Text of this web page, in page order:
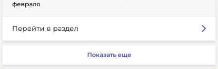
февраля
Перейти в раздел
Показать еще